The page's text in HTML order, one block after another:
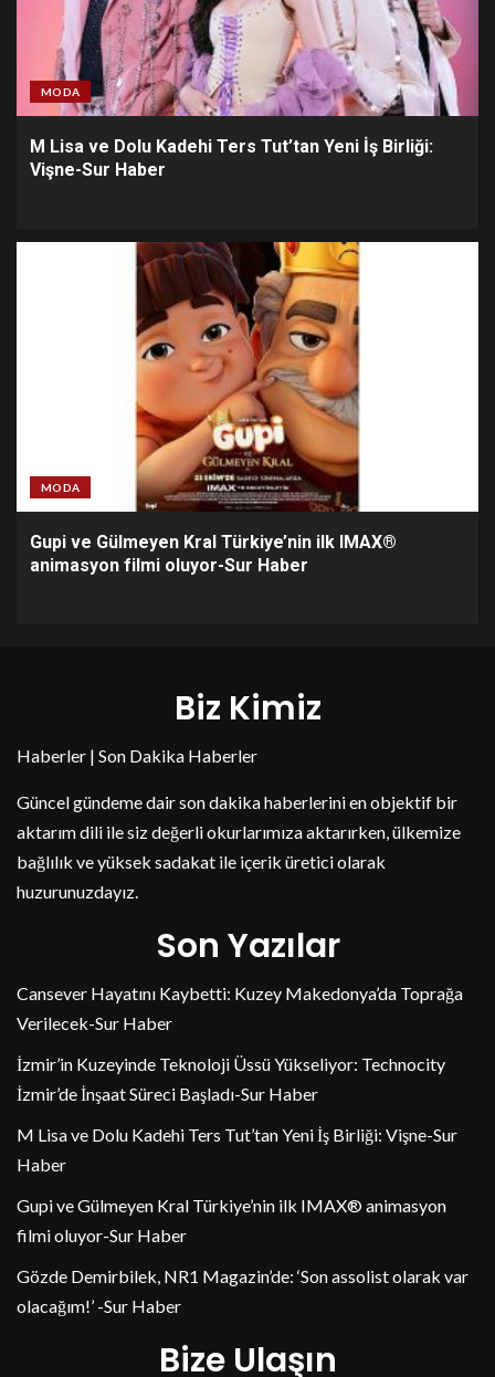
MODA
M Lisa ve Dolu Kadehi Ters Tut’tan Yeni İş Birliği:
Vişne-Sur Haber
MODA
Gupi ve Gülmeyen Kral Türkiye’nin ilk IMAX®
animasyon filmi oluyor-Sur Haber
Biz Kimiz
Haberler | Son Dakika Haberler
Güncel gündeme dair son dakika haberlerini en objektif bir
aktarım dili ile siz değerli okurlarımıza aktarırken, ülkemize
bağlılık ve yüksek sadakat ile içerik üretici olarak
huzurunuzdayız.
Son Yazılar
Cansever Hayatını Kaybetti: Kuzey Makedonya’da Toprağa
Verilecek-Sur Haber
İzmir’in Kuzeyinde Teknoloji Üssü Yükseliyor: Technocity
İzmir’de İnşaat Süreci Başladı-Sur Haber
M Lisa ve Dolu Kadehi Ters Tut’tan Yeni İş Birliği: Vişne-Sur
Haber
Gupi ve Gülmeyen Kral Türkiye’nin ilk IMAX® animasyon
filmi oluyor-Sur Haber
Gözde Demirbilek, NR1 Magazin’de: ‘Son assolist olarak var
olacağım!’ -Sur Haber
Bize Ulaşın